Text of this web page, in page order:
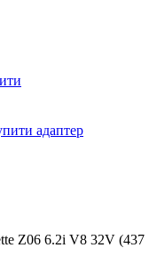
адаптер
Z06 6.2i V8 32V (437